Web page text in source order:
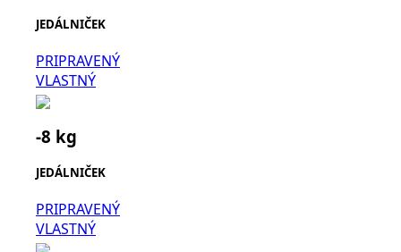
JEDÁLNIČEK
PRIPRAVENÝ
VLASTNÝ
-8 kg
JEDÁLNIČEK
PRIPRAVENÝ
VLASTNÝ